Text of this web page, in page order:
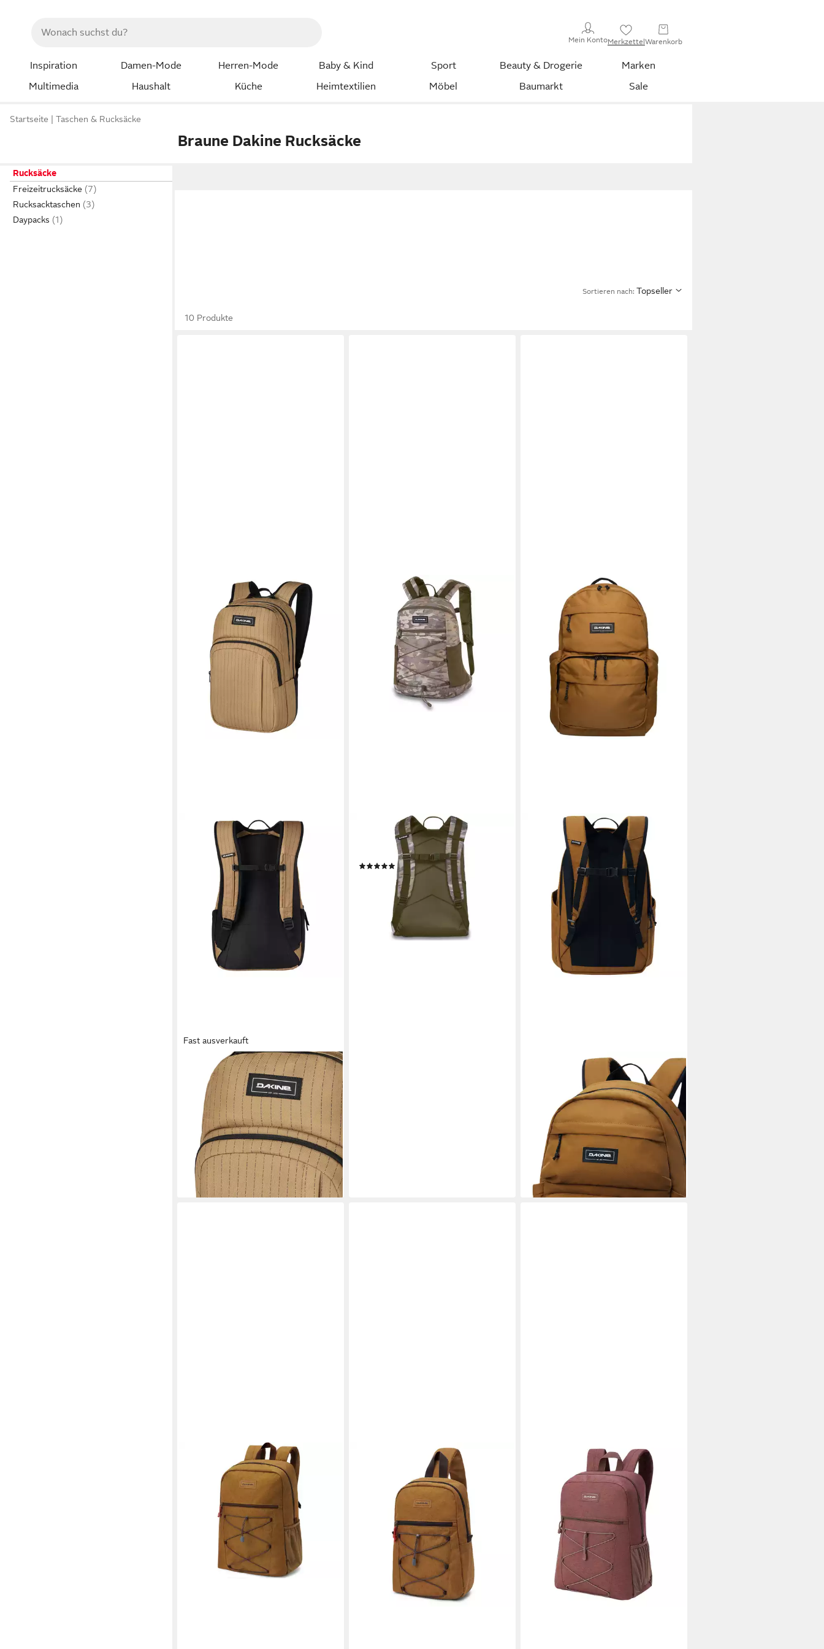
Mein KontoMerkzettelWarenkorb
Inspiration Damen-Mode Herren-Mode Baby & Kind Sport Beauty & Drogerie
Marken
Multimedia
Haushalt Küche Heimtextilien Möbel Baumarkt Sale
Startseite Taschen & Rucksäcke
Braune Dakine Rucksäcke
Rucksäcke
Freizeitrucksäcke
Rucksacktaschen
Daypacks
Sortieren nach: Topseller
10 Produkte
Fast ausverkauft
Rucksack Campus, Polyester
64,46 €
lieferbar - in 2-3 Werktagen bei dir
+8
Freizeitrucksack Wndr Pack
Rucksack 18 Liter (1-tlg), Logo
(1)
lieferbar - in 5-6 Werktagen bei dir
Rucksack Method Backpack 32L
Unisex Erwachsene, Schulranzen,
Schulrucksack, Schultasche,
Sporttasche, Ranzen
46,90 € UVP89,95 €
-48%
lieferbar - in 3-4 Werktagen bei dir
Freizeitrucksack Tardy Slip Backpack
25 L (1-tlg), Laptopfach
lieferbar - in 5-6 Werktagen bei dir